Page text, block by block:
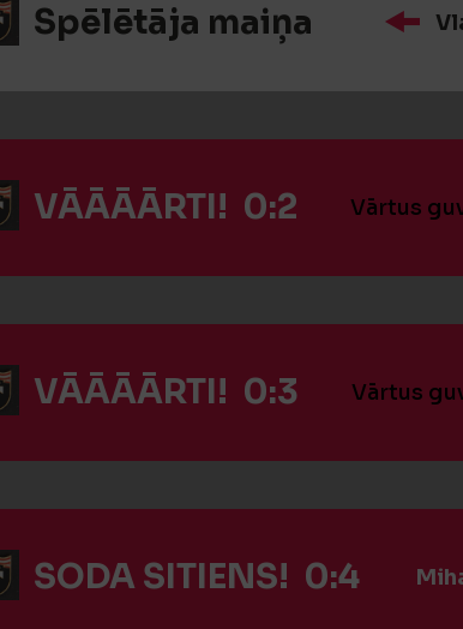
Spēlētāja maiņa
VĀĀĀĀRTI! 0:2 Vārtus
VĀĀĀĀRTI! 0:3 Vārtus
SODA SITIENS! 0:4